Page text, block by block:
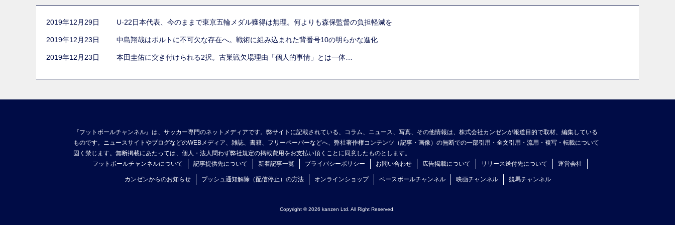
2019年12月29日 U-22日本代表、今のままで東京五輪メダル獲得は無理。何よりも森保監督の負担軽減を
2019年12月23日 中島翔哉はポルトに不可欠な存在へ。戦術に組み込まれた背番号10の明らかな進化
2019年12月23日 本田圭佑に突き付けられる2択。古巣戦欠場理由「個人的事情」とは一体…
『フットボールチャンネル』は、サッカー専門のネットメディアです。弊サイトに記載されている、コラム、ニュース、写真、その他情報は、株式会社カンゼンが報道目的で取材、編集している
ものです。ニュースサイトやブログなどのWEBメディア、雑誌、書籍、フリーペーパーなどへ、弊社著作権コンテンツ（記事・画像）の無断での一部引用・全文引用・流用・複写・転載について
固く禁じます。無断掲載にあたっては、個人・法人問わず弊社規定の掲載費用をお支払い頂くことに同意したものとします。
フットボールチャンネルについて
記事提供先について 新着記事一覧 プライバシーポリシー お問い合わせ 広告掲載について リリース送付先について 運営会社
カンゼンからのお知らせ プッシュ通知解除（配信停止）の方法 オンラインショップ ベースボールチャンネル 映画チャンネル 競馬チャンネル
Copyright © 2026 kanzen Ltd. All Right Reserved.